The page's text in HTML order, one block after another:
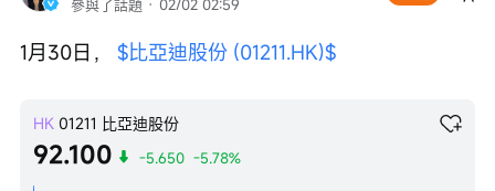
參與了話題 · 02/02 02:59
1月30日， $比亞迪股份 (01211.HK)$
HK 01211 比亞迪股份
92.100 -5.650 -5.78%